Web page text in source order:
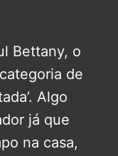
Bettany, o
de
Algo
já que
na casa,